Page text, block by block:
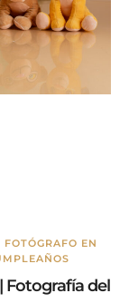
FOTÓGRAFO EN
Fotografía del